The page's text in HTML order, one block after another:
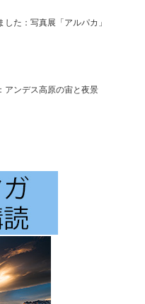
た：写真展「アルパカ」
アンデス高原の宙と夜景